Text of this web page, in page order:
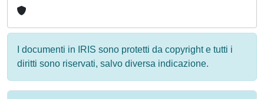
I documenti in IRIS sono protetti da copyright e tutti i
diritti sono riservati, salvo diversa indicazione.